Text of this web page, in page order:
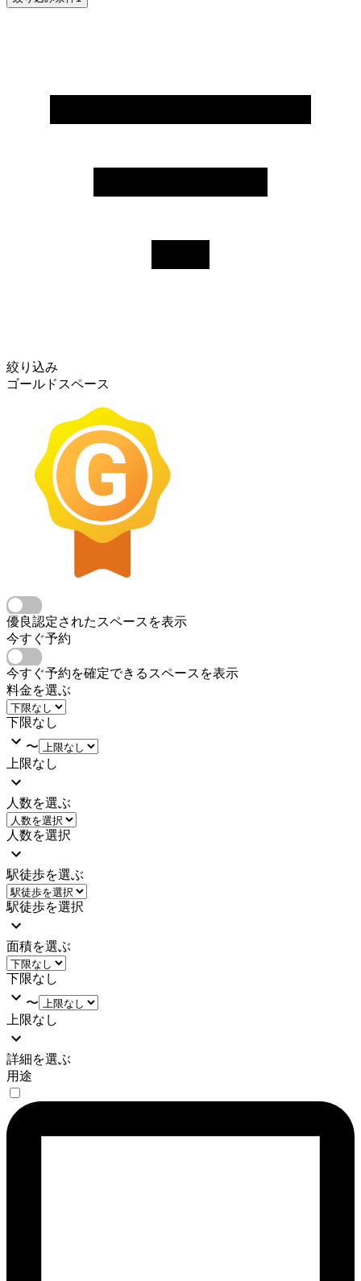
絞り込み
ゴールドスペース
優良認定されたスペースを表示
今すぐ予約
今すぐ予約を確定できるスペースを表示
料金を選ぶ
下限なし
〜
上限なし
人数を選ぶ
人数を選択
駅徒歩を選ぶ
駅徒歩を選択
面積を選ぶ
下限なし
〜
上限なし
詳細を選ぶ
用途